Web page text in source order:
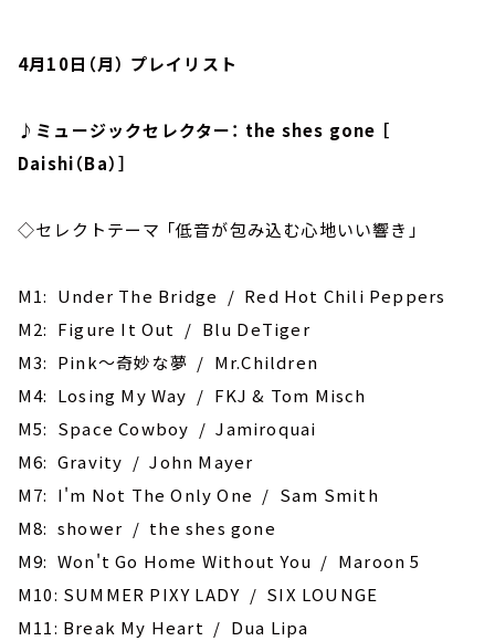
4月10日（月） プレイリスト
♪ミュージックセレクター： the shes gone ［
Daishi（Ba）］
◇セレクトテーマ 「低音が包み込む心地いい響き」
M1: Under The Bridge / Red Hot Chili Peppers
M2: Figure It Out / Blu DeTiger
M3: Pink～奇妙な夢 / Mr.Children
M4: ‎Losing My Way / FKJ & Tom Misch
M5: Space Cowboy / Jamiroquai
M6: Gravity / John Mayer
M7: I'm Not The Only One / Sam Smith
M8: shower / the shes gone
M9: Won't Go Home Without You / Maroon 5
M10: SUMMER PIXY LADY / SIX LOUNGE
M11: Break My Heart / Dua Lipa